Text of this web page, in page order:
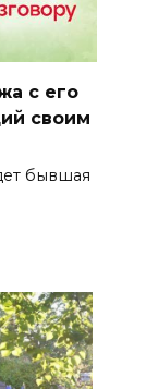
с его
своим
бывшая